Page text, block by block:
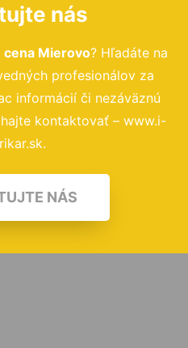
nás
cena Mierovo? Hľadáte na
profesionálov za
informácií či nezáväznú
kontaktovať – www.i-
NÁS